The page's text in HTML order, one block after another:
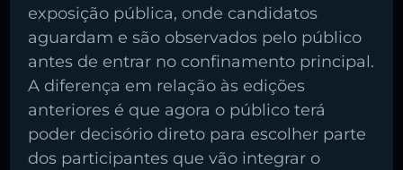
exposição pública, onde candidatos
aguardam e são observados pelo público
antes de entrar no confinamento principal.
A diferença em relação às edições
anteriores é que agora o público terá
poder decisório direto para escolher parte
dos participantes que vão integrar o